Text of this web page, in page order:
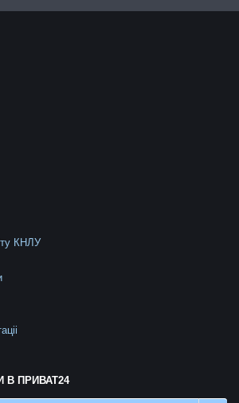
КНЛУ
В ПРИВАТ24